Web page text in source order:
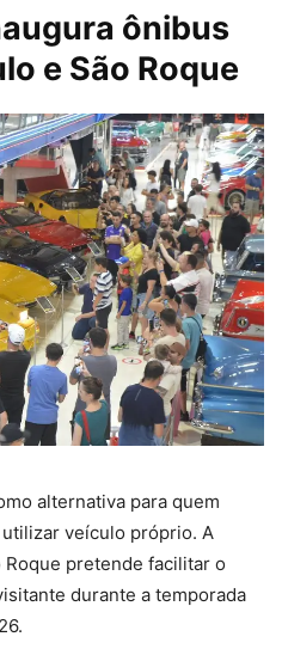
ônibus
e São Roque
alternativa para quem
veículo próprio. A
Roque pretende facilitar o
durante a temporada